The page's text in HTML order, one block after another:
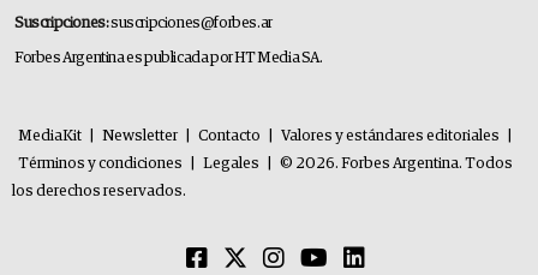
Suscripciones:suscripciones@forbes.ar
Forbes Argentina es publicada por HT Media SA.
MediaKit Newsletter Contacto Valores y estándares editoriales
Términos y condiciones
Legales
© 2026. Forbes Argentina. Todos
los derechos reservados.